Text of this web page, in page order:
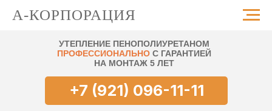
А-КОРПОРАЦИЯ
+7 (921) 096-11-11
УТЕПЛЕНИЕ ПЕНОПОЛИУРЕТАНОМ
ПРОФЕССИОНАЛЬНО С ГАРАНТИЕЙ
НА МОНТАЖ 5 ЛЕТ